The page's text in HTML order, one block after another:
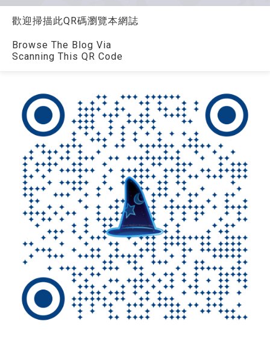
歡迎掃描此QR碼瀏覽本網誌
Browse The Blog Via
Scanning This QR Code